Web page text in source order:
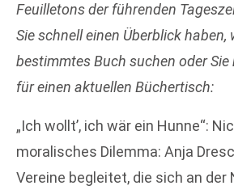
Feuilletons der führenden
Sie schnell einen Überblick haben,
bestimmtes Buch suchen oder Sie
für einen aktuellen Büchertisch:
„Ich wollt’, ich wär ein Hunne“:
moralisches Dilemma: Anja
Vereine begleitet, die sich an der